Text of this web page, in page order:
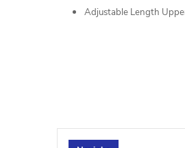
Adjustable Length